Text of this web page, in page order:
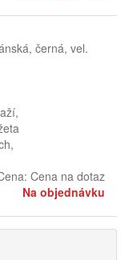
černá, vel.
Cena na dotaz
Na objednávku